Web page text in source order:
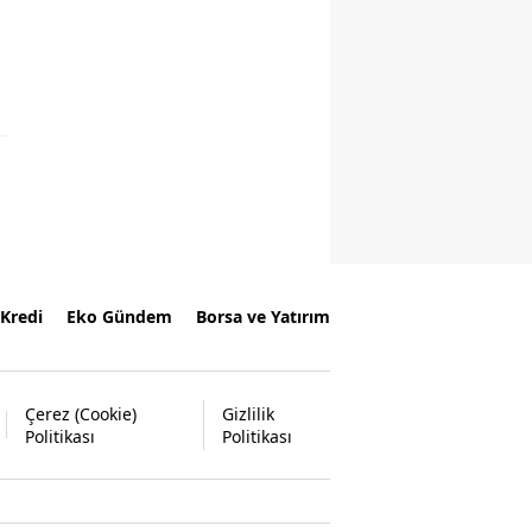
Kredi Eko Gündem Borsa ve Yatırım
Çerez (Cookie)
Politikası
Gizlilik
Politikası